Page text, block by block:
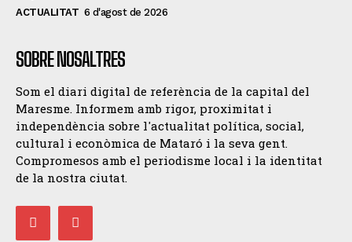
ACTUALITAT 6 d'agost de 2026
SOBRE NOSALTRES
Som el diari digital de referència de la capital del
Maresme. Informem amb rigor, proximitat i
independència sobre l'actualitat política, social,
cultural i econòmica de Mataró i la seva gent.
Compromesos amb el periodisme local i la identitat
de la nostra ciutat.